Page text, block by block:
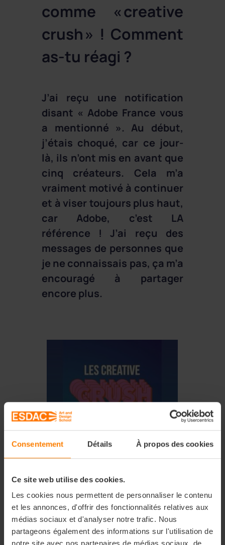
Consentement Détails À propos des cookies
Ce site web utilise des cookies.
Les cookies nous permettent de personnaliser le contenu
et les annonces, d'offrir des fonctionnalités relatives aux
médias sociaux et d'analyser notre trafic. Nous
partageons également des informations sur l'utilisation de
comme « creative
crush » ! Comment
as-tu réagi ?
J’ai reçu une notification
disant « Adobe France vous
a mentionné ». Au début,
j’étais choqué, car ce jour-
là, ils n’ont mis en avant que
cinq créateurs. Cela m’a
vraiment motivé à continuer
et à viser toujours plus haut,
car Adobe, c’est LA
référence ! J’ai reçu des
messages de personnes que
je ne connaissais pas, ça m’a
encouragé à partager
encore plus.